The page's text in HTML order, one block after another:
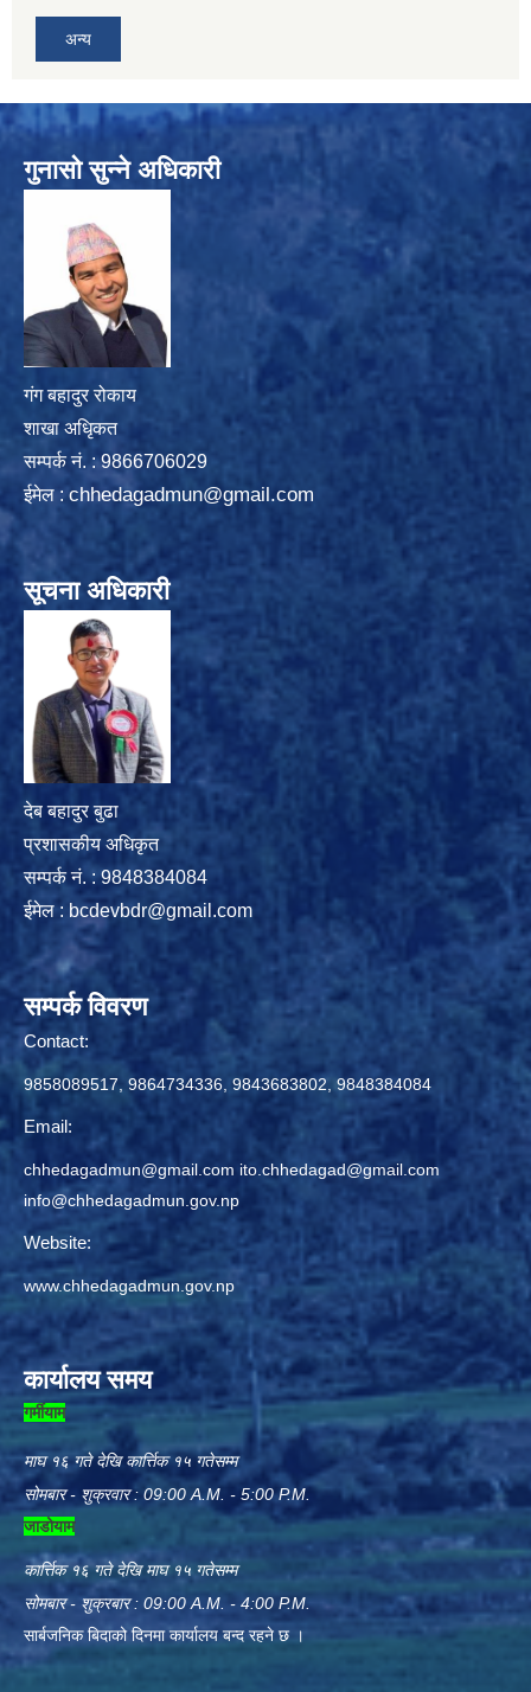
अन्य
गुनासो सुन्ने अधिकारी
गंग बहादुर रोकाय
शाखा अधिृकत
सम्पर्क न‌ं. : 9866706029
ईमेल : chhedagadmun@gmail.com
सूचना अधिकारी
देब बहादुर बुढा
प्रशासकीय अधिकृत
सम्पर्क नं. : 9848384084
ईमेल : bcdevbdr@gmail.com
सम्पर्क विवरण
Contact:
9858089517, 9864734336, 9843683802, 9848384084
Email:
chhedagadmun@gmail.com ito.chhedagad@gmail.com
info@chhedagadmun.gov.np
Website:
www.chhedagadmun.gov.np
कार्यालय समय
गर्मीयाम
माघ १६ गते देखि कार्त्तिक १५ गतेसम्म
सोमबार - शुक्रवार : 09:00 A.M. - 5:00 P.M.
जाडोयाम
कार्त्तिक १६ गते देखि माघ १५ गतेसम्म
सोमबार - शुक्रबार : 09:00 A.M. - 4:00 P.M.
सार्बजनिक बिदाको दिनमा कार्यालय बन्द रहने छ ।